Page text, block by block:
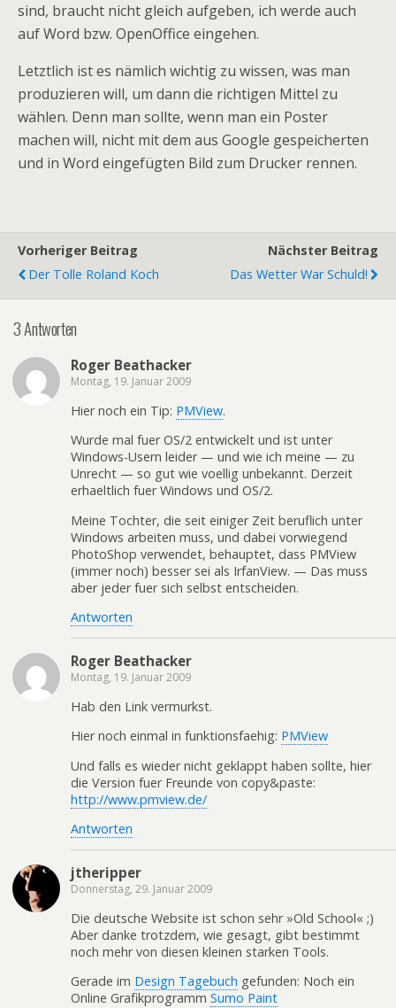
sind, braucht nicht gleich aufgeben, ich werde auch
auf Word bzw. OpenOffice eingehen.
Letztlich ist es nämlich wichtig zu wissen, was man
produzieren will, um dann die richtigen Mittel zu
wählen. Denn man sollte, wenn man ein Poster
machen will, nicht mit dem aus Google gespeicherten
und in Word eingefügten Bild zum Drucker rennen.
Vorheriger Beitrag
Der Tolle Roland Koch
Nächster Beitrag
Das Wetter War Schuld!
3 Antworten
Roger Beathacker
Montag, 19. Januar 2009
Hier noch ein Tip: PMView.
Wurde mal fuer OS/2 entwickelt und ist unter
Windows-Usern leider — und wie ich meine — zu
Unrecht — so gut wie voellig unbekannt. Derzeit
erhaeltlich fuer Windows und OS/2.
Meine Tochter, die seit einiger Zeit beruflich unter
Windows arbeiten muss, und dabei vorwiegend
PhotoShop verwendet, behauptet, dass PMView
(immer noch) besser sei als IrfanView. — Das muss
aber jeder fuer sich selbst entscheiden.
Antworten
Roger Beathacker
Montag, 19. Januar 2009
Hab den Link vermurkst.
Hier noch einmal in funktionsfaehig: PMView
Und falls es wieder nicht geklappt haben sollte, hier
die Version fuer Freunde von copy&paste:
http://www.pmview.de/
Antworten
jtheripper
Donnerstag, 29. Januar 2009
Die deutsche Website ist schon sehr »Old School« ;)
Aber danke trotzdem, wie gesagt, gibt bestimmt
noch mehr von diesen kleinen starken Tools.
Gerade im Design Tagebuch gefunden: Noch ein
Online Grafikprogramm Sumo Paint